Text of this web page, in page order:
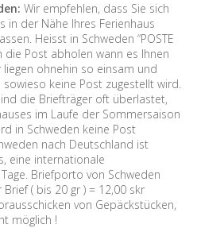
Wir empfehlen, dass Sie sich
in der Nähe Ihres Ferienhaus
Heisst in Schweden “POSTE
die Post abholen wann es Ihnen
ohnehin so einsam und
keine Post zugestellt wird.
die Briefträger oft überlastet,
im Laufe der Sommersaison
in Schweden keine Post
nach Deutschland ist
eine internationale
Briefporto von Schweden
( bis 20 gr ) = 12,00 skr
von Gepäckstücken,
möglich !